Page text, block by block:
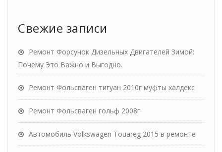
Свежие записи
Ремонт Форсунок Дизельных Двигателей Зимой:
Почему Это Важно и Выгодно.
Ремонт Фольсваген тигуан 2010г муфты халдекс
Ремонт Фольсваген гольф 2008г
Автомобиль Volkswagen Touareg 2015 в ремонте